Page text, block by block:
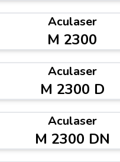
Aculaser
M 2300
Aculaser
M 2300 D
Aculaser
M 2300 DN